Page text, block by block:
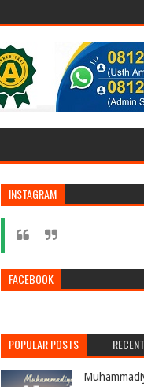
INSTAGRAM
FACEBOOK
POPULAR POSTS RECENT